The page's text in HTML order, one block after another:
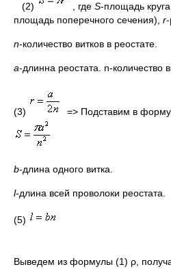
(2) , где S-площадь
площадь поперечного сечения), r-
n-количество витков в реостате.
a-длинна реостата. n-количество
(3) => Подставим в
b-длина одного витка.
l-длина всей проволоки реостата.
(5)
Выведем из формулы (1) ρ,